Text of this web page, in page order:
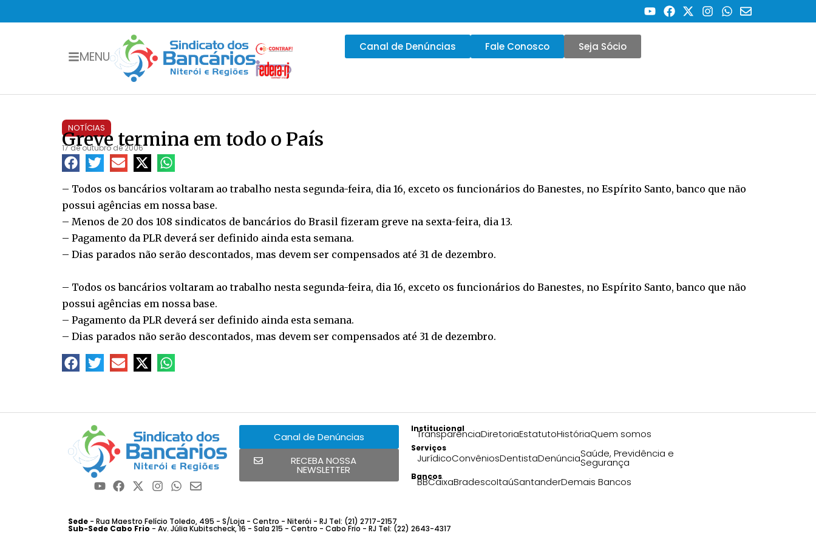
MENU
Canal de Denúncias Fale Conosco Seja Sócio
NOTÍCIAS
Greve termina em todo o País
17 de outubro de 2006
– Todos os bancários voltaram ao trabalho nesta segunda-feira, dia 16, exceto os funcionários do Banestes, no Espírito Santo, banco que não
possui agências em nossa base.
– Menos de 20 dos 108 sindicatos de bancários do Brasil fizeram greve na sexta-feira, dia 13.
– Pagamento da PLR deverá ser definido ainda esta semana.
– Dias parados não serão descontados, mas devem ser compensados até 31 de dezembro.
– Todos os bancários voltaram ao trabalho nesta segunda-feira, dia 16, exceto os funcionários do Banestes, no Espírito Santo, banco que não
possui agências em nossa base.
– Pagamento da PLR deverá ser definido ainda esta semana.
– Dias parados não serão descontados, mas devem ser compensados até 31 de dezembro.
Canal de Denúncias
RECEBA NOSSA
NEWSLETTER
Institucional
TransparênciaDiretoriaEstatutoHistóriaQuem somos
Serviços
JurídicoConvêniosDentistaDenúnciaSaúde, Previdência e
Segurança
Bancos
BBCaixaBradescoItaúSantanderDemais Bancos
Sede - Rua Maestro Felício Toledo, 495 - S/Loja - Centro - Niterói - RJ Tel: (21) 2717-2157
Sub-Sede Cabo Frio - Av. Júlia Kubitscheck, 16 - Sala 215 - Centro - Cabo Frio - RJ Tel: (22) 2643-4317